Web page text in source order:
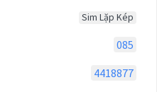
Sim Lặp Kép
085
4418877